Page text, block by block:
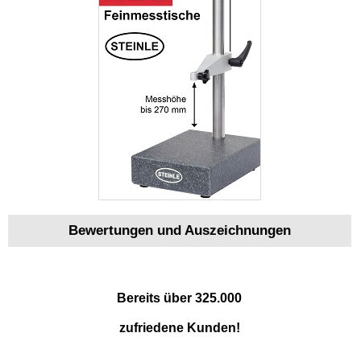
Bewertungen und Auszeichnungen
Bereits über 325.000
zufriedene Kunden!